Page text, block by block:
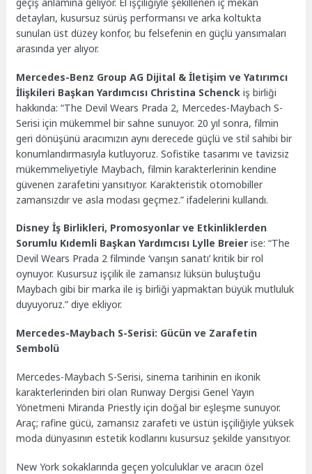
detayları, kusursuz sürüş performansı ve arka koltukta
sunulan üst düzey konfor, bu felsefenin en güçlü yansımaları
arasında yer alıyor.
Mercedes-Benz Group AG Dijital & İletişim ve Yatırımcı
İlişkileri Başkan Yardımcısı Christina Schenck iş birliği
hakkında: “The Devil Wears Prada 2, Mercedes-Maybach S-
Serisi için mükemmel bir sahne sunuyor. 20 yıl sonra, filmin
geri dönüşünü aracımızın aynı derecede güçlü ve stil sahibi bir
konumlandırmasıyla kutluyoruz. Sofistike tasarımı ve tavizsiz
mükemmeliyetiyle Maybach, filmin karakterlerinin kendine
güvenen zarafetini yansıtıyor. Karakteristik otomobiller
zamansızdır ve asla modası geçmez.” ifadelerini kullandı.
Disney İş Birlikleri, Promosyonlar ve Etkinliklerden
Sorumlu Kıdemli Başkan Yardımcısı Lylle Breier ise: “The
Devil Wears Prada 2 filminde ‘varışın sanatı’ kritik bir rol
oynuyor. Kusursuz işçilik ile zamansız lüksün buluştuğu
Maybach gibi bir marka ile iş birliği yapmaktan büyük mutluluk
duyuyoruz.” diye ekliyor.
Mercedes-Maybach S-Serisi: Gücün ve Zarafetin
Sembolü
Mercedes-Maybach S-Serisi, sinema tarihinin en ikonik
karakterlerinden biri olan Runway Dergisi Genel Yayın
Yönetmeni Miranda Priestly için doğal bir eşleşme sunuyor.
Araç; rafine gücü, zamansız zarafeti ve üstün işçiliğiyle yüksek
moda dünyasının estetik kodlarını kusursuz şekilde yansıtıyor.
New York sokaklarında geçen yolculuklar ve aracın özel